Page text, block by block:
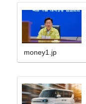
money1.jp